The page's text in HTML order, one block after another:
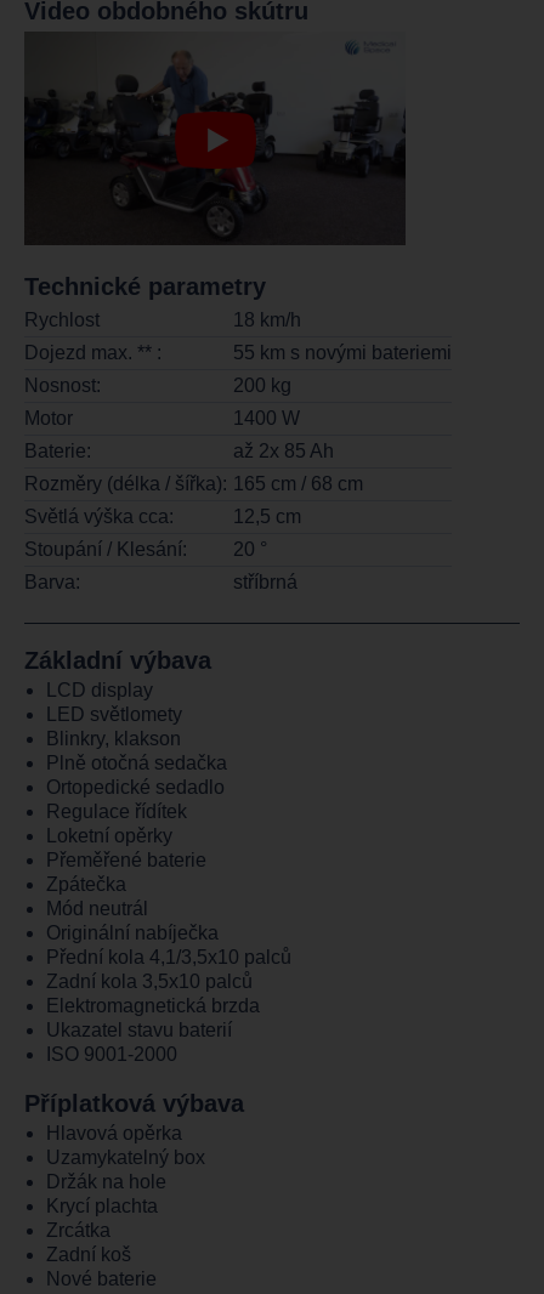
Technické parametry
Rychlost
18 km/h
Dojezd max. ** :
55 km s novými bateriemi
Nosnost:
200 kg
Motor
1400 W
Baterie:
až 2x 85 Ah
Rozměry (délka / šířka): 165 cm / 68 cm
Světlá výška cca:
12,5 cm
Stoupání / Klesání:
20 °
Barva:
stříbrná
Video obdobného skútru
Základní výbava
LCD display
LED světlomety
Blinkry, klakson
Plně otočná sedačka
Ortopedické sedadlo
Regulace řídítek
Loketní opěrky
Přeměřené baterie
Zpátečka
Mód neutrál
Originální nabíječka
Přední kola 4,1/3,5x10 palců
Zadní kola 3,5x10 palců
Elektromagnetická brzda
Ukazatel stavu baterií
ISO 9001-2000
Příplatková výbava
Hlavová opěrka
Uzamykatelný box
Držák na hole
Krycí plachta
Zrcátka
Zadní koš
Nové baterie